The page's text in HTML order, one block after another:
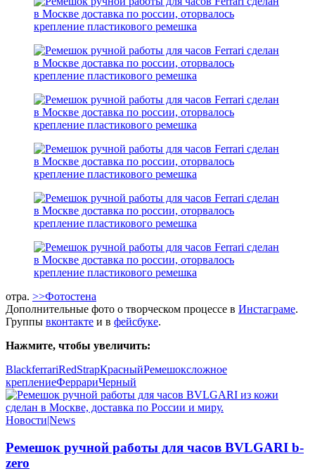
отра. >>Фотостена
Дополнительные фото о творческом процессе в Инстаграме.
Группы вконтакте и в фейсбуке.
Нажмите, чтобы увеличить:
BlackferrariRedStrapКрасныйРемешоксложное
креплениеФеррариЧерный
Новости|News
Ремешок ручной работы для часов BVLGARI b-
zero